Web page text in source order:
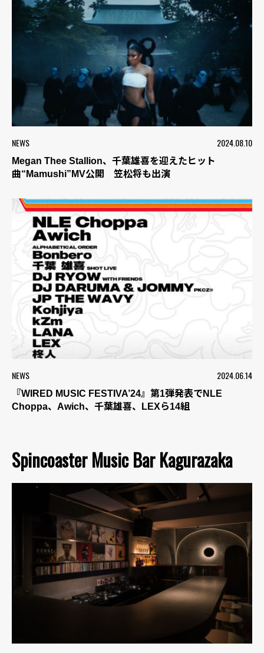
NEWS 2024.08.10
Megan Thee Stallion、千葉雄喜を迎えたヒット
曲“Mamushi”MV公開 笠松将も出演
NEWS 2024.06.14
『WIRED MUSIC FESTIVA’24』第1弾発表でNLE
Choppa、Awich、千葉雄喜、LEXら14組
Spincoaster Music Bar Kagurazaka